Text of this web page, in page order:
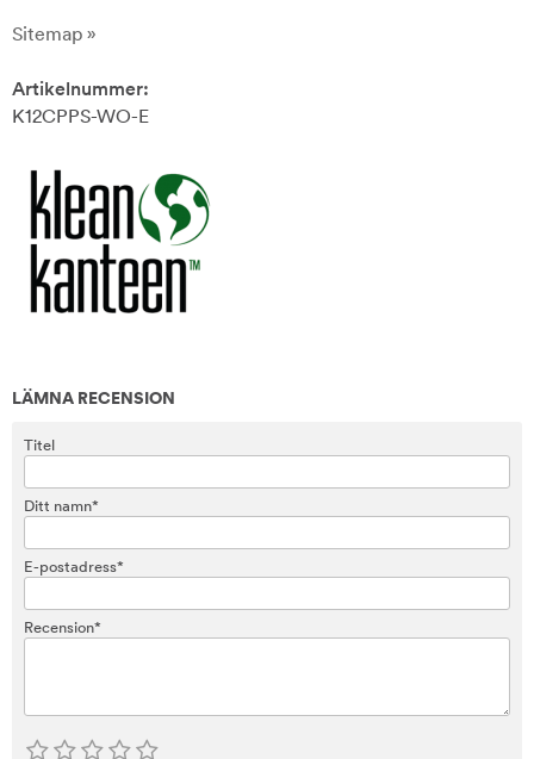
Sitemap »
Artikelnummer:
K12CPPS-WO-E
LÄMNA RECENSION
Titel
Ditt namn*
E-postadress*
Recension*